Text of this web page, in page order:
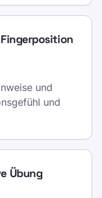
und
und
Übung